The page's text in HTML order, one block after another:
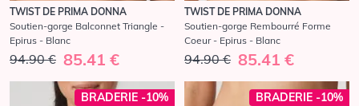
TWIST DE PRIMA DONNA
Soutien-gorge Balconnet Triangle -
Epirus - Blanc
94.90 € 85.41 €
TWIST DE PRIMA DONNA
Soutien-gorge Rembourré Forme
Coeur - Epirus - Blanc
94.90 € 85.41 €
BRADERIE -10% BRADERIE -10%